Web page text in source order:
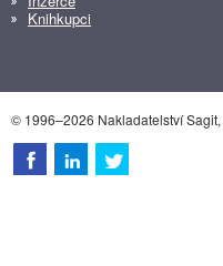
Knihkupci
© 1996–2026 Nakladatelství